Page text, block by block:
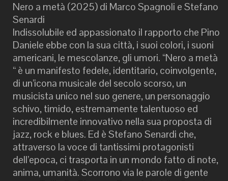
Nero a metà (2025) di Marco Spagnoli e Stefano
Senardi
Indissolubile ed appassionato il rapporto che Pino
Daniele ebbe con la sua città, i suoi colori, i suoni
americani, le mescolanze, gli umori. “Nero a metà
“ è un manifesto fedele, identitario, coinvolgente,
di un’icona musicale del secolo scorso, un
musicista unico nel suo genere, un personaggio
schivo, timido, estremamente talentuoso ed
incredibilmente innovativo nella sua proposta di
jazz, rock e blues. Ed è Stefano Senardi che,
attraverso la voce di tantissimi protagonisti
dell’epoca, ci trasporta in un mondo fatto di note,
anima, umanità. Scorrono via le parole di gente